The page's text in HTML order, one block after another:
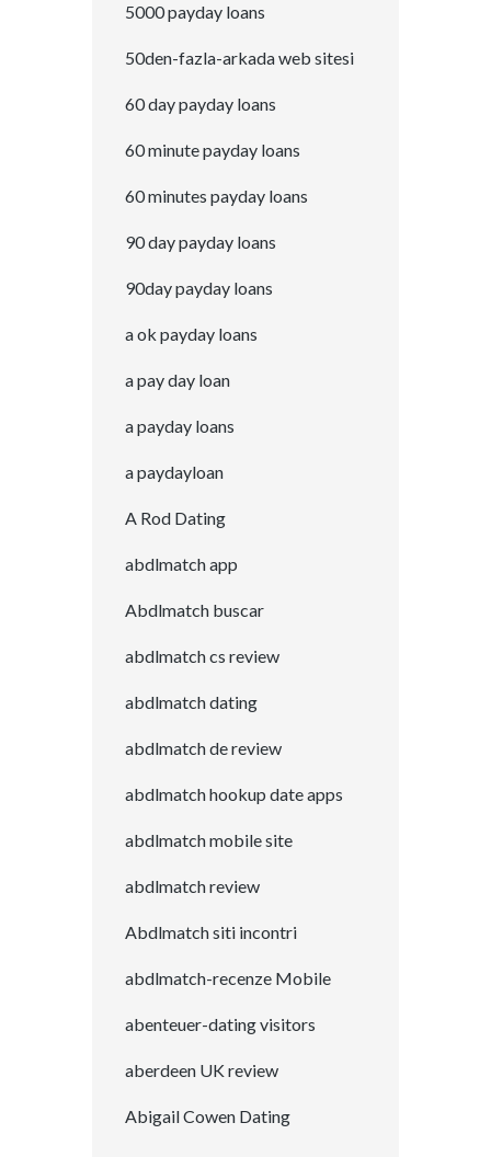
5000 payday loans
50den-fazla-arkada web sitesi
60 day payday loans
60 minute payday loans
60 minutes payday loans
90 day payday loans
90day payday loans
a ok payday loans
a pay day loan
a payday loans
a paydayloan
A Rod Dating
abdlmatch app
Abdlmatch buscar
abdlmatch cs review
abdlmatch dating
abdlmatch de review
abdlmatch hookup date apps
abdlmatch mobile site
abdlmatch review
Abdlmatch siti incontri
abdlmatch-recenze Mobile
abenteuer-dating visitors
aberdeen UK review
Abigail Cowen Dating